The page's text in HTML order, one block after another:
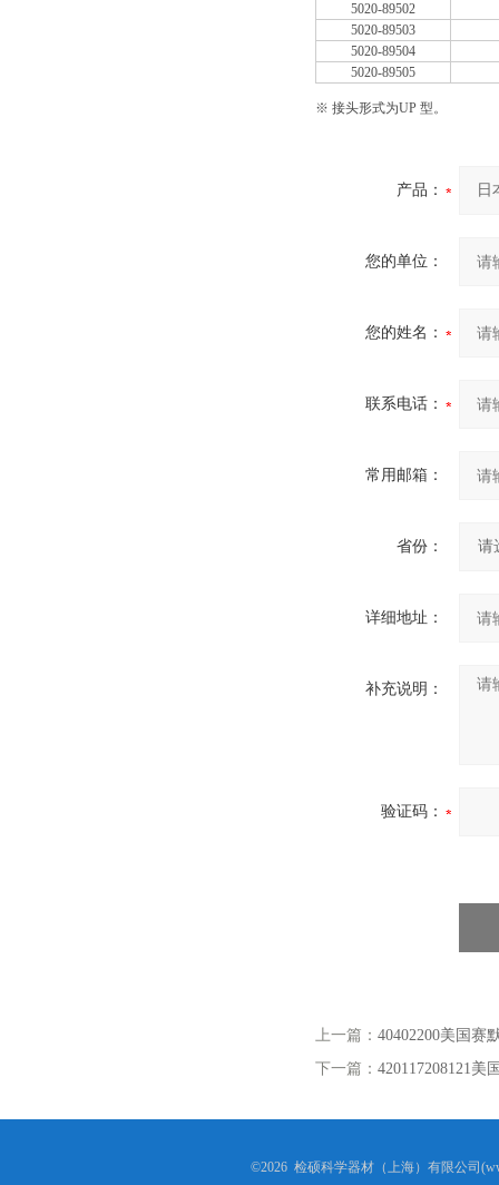
5020-89502
5020-89503
5020-89504
5020-89505
※ 接头形式为UP 型。
产品：
您的单位：
您的姓名：
联系电话：
常用邮箱：
省份：
详细地址：
补充说明：
验证码：
上一篇： 40402200美国赛
下一篇： 420117208121美
©2026 检硕科学器材（上海）有限公司